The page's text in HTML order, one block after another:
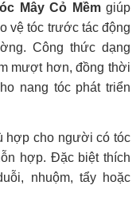
Mây Cỏ Mềmgiúp
vệ tóc trước tác động
Công thức dạng
mượt hơn, đồng thời
nang tóc phát triển
hợp cho người có tóc
hợp. Đặc biệt thích
nhuộm, tẩy hoặc